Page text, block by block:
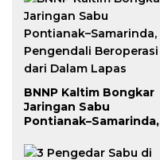
BNNP Kaltim Bongkar
Jaringan Sabu
Pontianak–Samarinda,
dari Dalam Lapas